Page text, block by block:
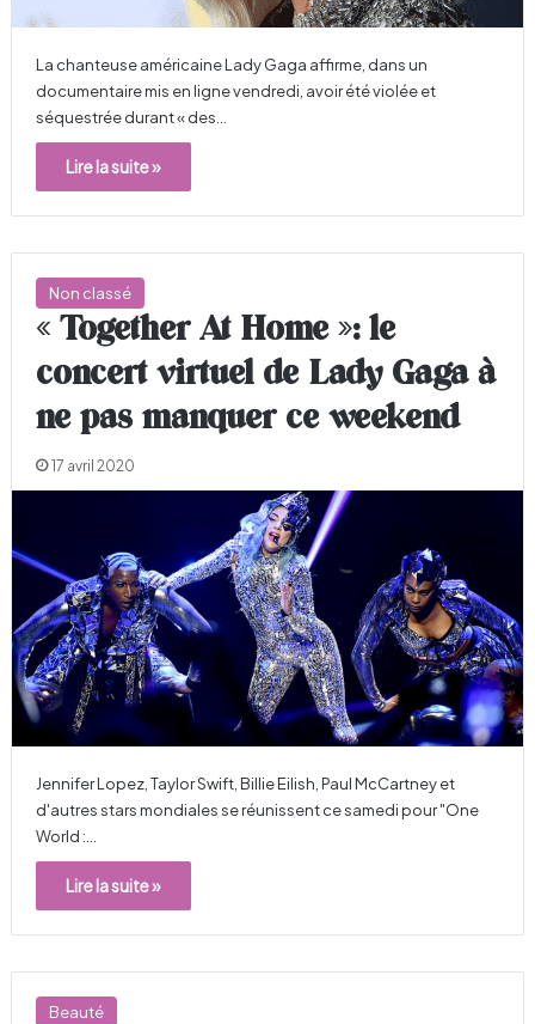
La chanteuse américaine Lady Gaga affirme, dans un
documentaire mis en ligne vendredi, avoir été violée et
séquestrée durant « des…
Lire la suite »
Non classé
« Together At Home »: le
concert virtuel de Lady Gaga à
ne pas manquer ce weekend
17 avril 2020
Jennifer Lopez, Taylor Swift, Billie Eilish, Paul McCartney et
d'autres stars mondiales se réunissent ce samedi pour "One
World :…
Lire la suite »
Beauté